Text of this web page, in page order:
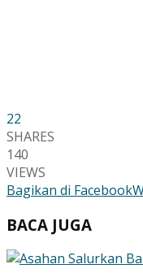
22
SHARES
140
VIEWS
Bagikan di Facebook
BACA JUGA